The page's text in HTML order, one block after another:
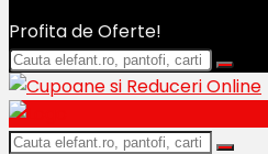
Profita de Oferte!